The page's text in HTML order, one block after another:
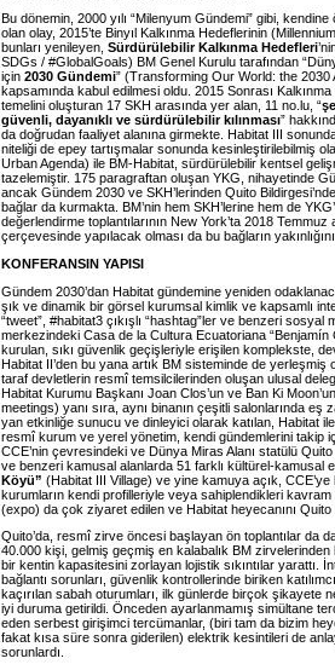
Bu dönemin, 2000 yılı “Milenyum Gündemi” gibi,
olan olay, 2015’te Binyıl Kalkınma Hedeflerinin
bunları yenileyen, Sürdürülebilir Kalkınma Hedefleri
SDGs / #GlobalGoals) BM Genel Kurulu tarafından
için 2030 Gündemi” (Transforming Our World: the
kapsamında kabul edilmesi oldu. 2015 Sonrası
temelini oluşturan 17 SKH arasında yer alan, 11 no.lu, “
güvenli, dayanıklı ve sürdürülebilir kılınması”
da doğrudan faaliyet alanına girmekte. Habitat III
niteliği de epey tartışmalar sonunda kesinleştirilebilmiş
Urban Agenda) ile BM-Habitat, sürdürülebilir kentsel
tazelemiştir. 175 paragraftan oluşan YKG, nihayetinde
ancak Gündem 2030 ve SKH’lerinden Quito
bağlar da kurmakta. BM’nin hem SKH’lerine hem de
değerlendirme toplantılarının New York’ta 2018
çerçevesinde yapılacak olması da bu bağların
KONFERANSIN YAPISI
Gündem 2030’dan Habitat gündemine yeniden
şık ve dinamik bir görsel kurumsal kimlik ve kapsamlı
“tweet”, #habitat3 çıkışlı “hashtag”ler ve benzeri
merkezindeki Casa de la Cultura Ecuatoriana
kurulan, sıkı güvenlik geçişleriyle erişilen komplekste,
Habitat II’den bu yana artık BM sisteminde de yerleşmiş
taraf devletlerin resmî temsilcilerinden oluşan ulusal
Habitat Kurumu Başkanı Joan Clos’un ve Ban Ki Moon’un
meetings) yanı sıra, aynı binanın çeşitli salonlarında
yan etkinliğe sunucu ve dinleyici olarak katılan, Habitat
resmî kurum ve yerel yönetim, kendi gündemlerini takip
CCE’nin çevresindeki ve Dünya Miras Alanı statülü
ve benzeri kamusal alanlarda 51 farklı kültürel-kamusal
Köyü” (Habitat III Village) ve yine kamuya açık,
kurumların kendi profilleriyle veya sahiplendikleri kavram /
(expo) da çok ziyaret edilen ve Habitat heyecanını
Quito’da, resmî zirve öncesi başlayan ön toplantılar da
40.000 kişi, gelmiş geçmiş en kalabalık BM
bir kentin kapasitesini zorlayan lojistik sıkıntılar yarattı.
bağlantı sorunları, güvenlik kontrollerinde biriken
kaçırılan sabah oturumları, ilk günlerde birçok şikayete
iyi duruma getirildi. Önceden ayarlanmamış simültane
eden serbest girişimci tercümanlar, (biri tam da bizim
fakat kısa süre sonra giderilen) elektrik kesintileri de
sorunlardı.